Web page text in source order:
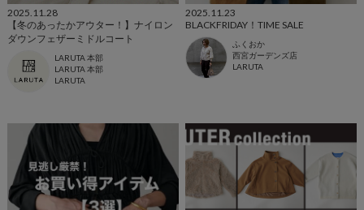
2025.11.28
【冬のあったかアウター！】ナイロン
ダウンフェザーミドルコート
LARUTA 本部
LARUTA 本部
LARUTA
2025.11.23
BLACKFRIDAY！TIME SALE
ふくおか
西宮ガーデンズ店
LARUTA